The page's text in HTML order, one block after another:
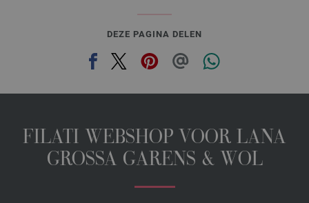
DEZE PAGINA DELEN
FILATI WEBSHOP VOOR LANA
GROSSA GARENS & WOL